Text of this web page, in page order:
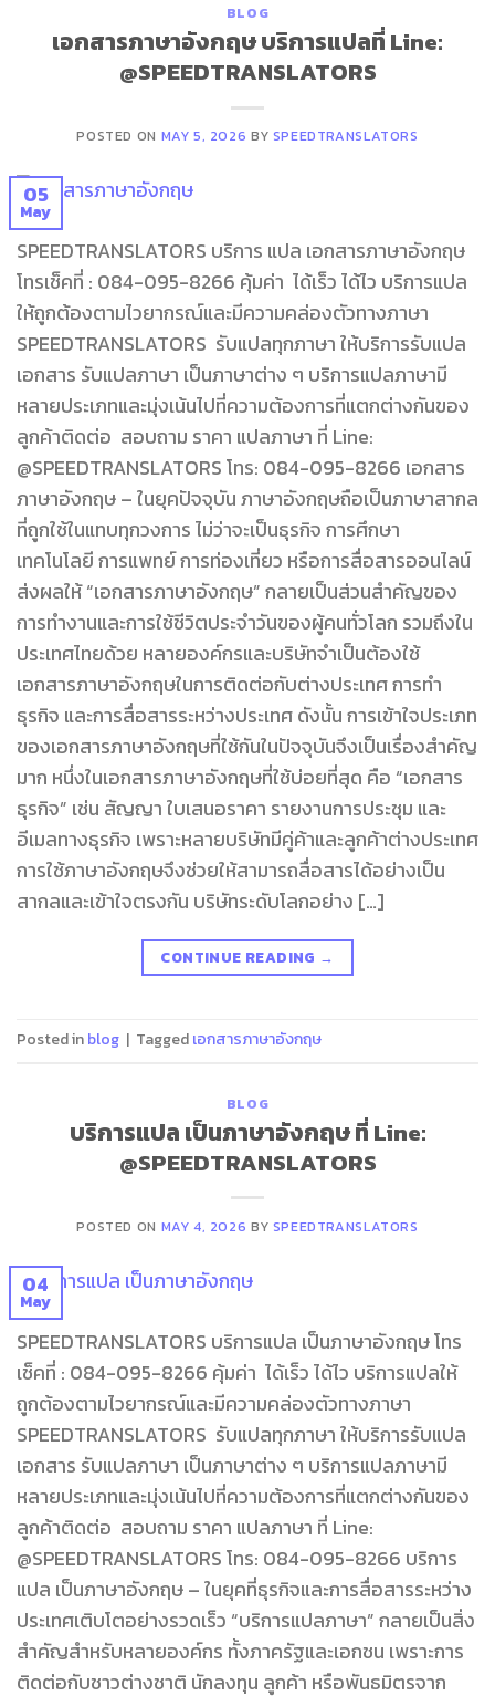
BLOG
เอกสารภาษาอังกฤษ บริการแปลที่ Line:
@SPEEDTRANSLATORS
POSTED ON MAY 5, 2026 BY SPEEDTRANSLATORS
05
May
SPEEDTRANSLATORS บริการ แปล เอกสารภาษาอังกฤษ
โทรเช็คที่ : 084-095-8266 คุ้มค่า ได้เร็ว ได้ไว บริการแปล
ให้ถูกต้องตามไวยากรณ์และมีความคล่องตัวทางภาษา
SPEEDTRANSLATORS รับแปลทุกภาษา ให้บริการรับแปล
เอกสาร รับแปลภาษา เป็นภาษาต่าง ๆ บริการแปลภาษามี
หลายประเภทและมุ่งเน้นไปที่ความต้องการที่แตกต่างกันของ
ลูกค้าติดต่อ สอบถาม ราคา แปลภาษา ที่ Line:
@SPEEDTRANSLATORS โทร: 084-095-8266 เอกสาร
ภาษาอังกฤษ – ในยุคปัจจุบัน ภาษาอังกฤษถือเป็นภาษาสากล
ที่ถูกใช้ในแทบทุกวงการ ไม่ว่าจะเป็นธุรกิจ การศึกษา
เทคโนโลยี การแพทย์ การท่องเที่ยว หรือการสื่อสารออนไลน์
ส่งผลให้ “เอกสารภาษาอังกฤษ” กลายเป็นส่วนสำคัญของ
การทำงานและการใช้ชีวิตประจำวันของผู้คนทั่วโลก รวมถึงใน
ประเทศไทยด้วย หลายองค์กรและบริษัทจำเป็นต้องใช้
เอกสารภาษาอังกฤษในการติดต่อกับต่างประเทศ การทำ
ธุรกิจ และการสื่อสารระหว่างประเทศ ดังนั้น การเข้าใจประเภท
ของเอกสารภาษาอังกฤษที่ใช้กันในปัจจุบันจึงเป็นเรื่องสำคัญ
มาก หนึ่งในเอกสารภาษาอังกฤษที่ใช้บ่อยที่สุด คือ “เอกสาร
ธุรกิจ” เช่น สัญญา ใบเสนอราคา รายงานการประชุม และ
อีเมลทางธุรกิจ เพราะหลายบริษัทมีคู่ค้าและลูกค้าต่างประเทศ
การใช้ภาษาอังกฤษจึงช่วยให้สามารถสื่อสารได้อย่างเป็น
สากลและเข้าใจตรงกัน บริษัทระดับโลกอย่าง […]
CONTINUE READING →
Posted inblog | Taggedเอกสารภาษาอังกฤษ
BLOG
บริการแปล เป็นภาษาอังกฤษ ที่ Line:
@SPEEDTRANSLATORS
POSTED ON MAY 4, 2026 BY SPEEDTRANSLATORS
04
May
SPEEDTRANSLATORS บริการแปล เป็นภาษาอังกฤษ โทร
เช็คที่ : 084-095-8266 คุ้มค่า ได้เร็ว ได้ไว บริการแปลให้
ถูกต้องตามไวยากรณ์และมีความคล่องตัวทางภาษา
SPEEDTRANSLATORS รับแปลทุกภาษา ให้บริการรับแปล
เอกสาร รับแปลภาษา เป็นภาษาต่าง ๆ บริการแปลภาษามี
หลายประเภทและมุ่งเน้นไปที่ความต้องการที่แตกต่างกันของ
ลูกค้าติดต่อ สอบถาม ราคา แปลภาษา ที่ Line:
@SPEEDTRANSLATORS โทร: 084-095-8266 บริการ
แปล เป็นภาษาอังกฤษ – ในยุคที่ธุรกิจและการสื่อสารระหว่าง
ประเทศเติบโตอย่างรวดเร็ว “บริการแปลภาษา” กลายเป็นสิ่ง
สำคัญสำหรับหลายองค์กร ทั้งภาครัฐและเอกชน เพราะการ
ติดต่อกับชาวต่างชาติ นักลงทุน ลูกค้า หรือพันธมิตรจาก